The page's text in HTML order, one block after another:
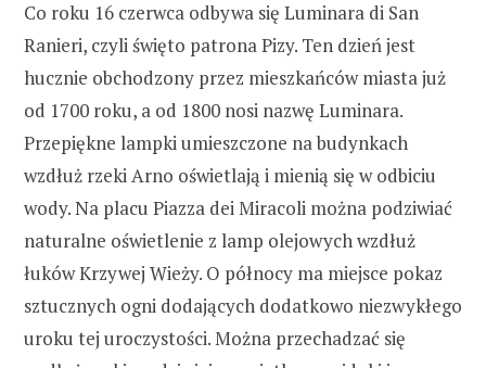
Co roku 16 czerwca odbywa się Luminara di San
Ranieri, czyli święto patrona Pizy. Ten dzień jest
hucznie obchodzony przez mieszkańców miasta już
od 1700 roku, a od 1800 nosi nazwę Luminara.
Przepiękne lampki umieszczone na budynkach
wzdłuż rzeki Arno oświetlają i mienią się w odbiciu
wody. Na placu Piazza dei Miracoli można podziwiać
naturalne oświetlenie z lamp olejowych wzdłuż
łuków Krzywej Wieży. O północy ma miejsce pokaz
sztucznych ogni dodających dodatkowo niezwykłego
uroku tej uroczystości. Można przechadzać się